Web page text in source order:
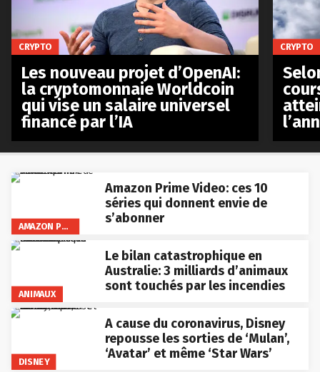
AMAZON PRIME VIDEO
Amazon Prime Video: ces 10
séries qui donnent envie de
s’abonner
ANIMAUX
Le bilan catastrophique en
Australie: 3 milliards d’animaux
sont touchés par les incendies
DISNEY
A cause du coronavirus, Disney
repousse les sorties de ‘Mulan’,
‘Avatar’ et même ‘Star Wars’
CRYPTO
Les nouveau projet d’OpenAI:
la cryptomonnaie Worldcoin
qui vise un salaire universel
financé par l’IA
CRYPTO